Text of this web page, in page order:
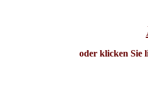
oder klicken Sie